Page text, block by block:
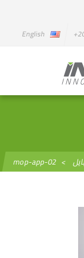
English
>
mop-app-02